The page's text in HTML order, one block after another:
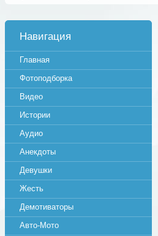
Навигация
Главная
Фотоподборка
Видео
Истории
Аудио
Анекдоты
Девушки
Жесть
Демотиваторы
Авто-Мото